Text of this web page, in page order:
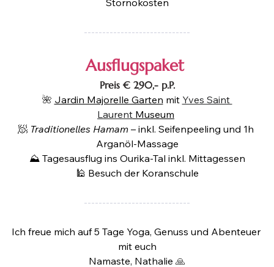
Stornokosten
-----------------------------
Ausflugspaket
Preis € 290,- p.P.
🌺 Jardin Majorelle Garten mit Yves Saint
Laurent Museum
🧖 Traditionelles Hamam – inkl. Seifenpeeling und 1h
Arganöl-Massage
⛰️ Tagesausflug ins Ourika-Tal inkl. Mittagessen
🕌 Besuch der Koranschule
-----------------------------
Ich freue mich auf 5 Tage Yoga, Genuss und Abenteuer
mit euch
Namaste, Nathalie 🙏